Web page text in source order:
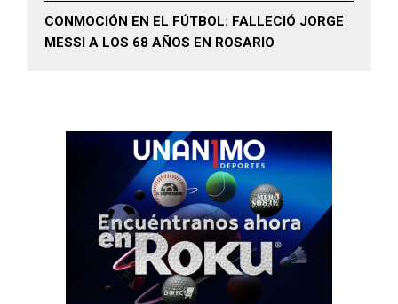
CONMOCIÓN EN EL FÚTBOL: FALLECIÓ JORGE
MESSI A LOS 68 AÑOS EN ROSARIO